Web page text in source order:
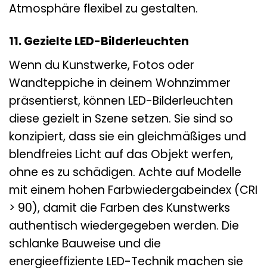
Atmosphäre flexibel zu gestalten.
11. Gezielte LED-Bilderleuchten
Wenn du Kunstwerke, Fotos oder
Wandteppiche in deinem Wohnzimmer
präsentierst, können LED-Bilderleuchten
diese gezielt in Szene setzen. Sie sind so
konzipiert, dass sie ein gleichmäßiges und
blendfreies Licht auf das Objekt werfen,
ohne es zu schädigen. Achte auf Modelle
mit einem hohen Farbwiedergabeindex (CRI
> 90), damit die Farben des Kunstwerks
authentisch wiedergegeben werden. Die
schlanke Bauweise und die
energieeffiziente LED-Technik machen sie